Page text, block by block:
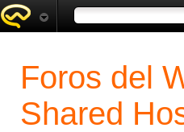
Foros del
Shared